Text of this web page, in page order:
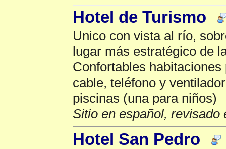
Hotel de Turismo
Unico con vista al río,
lugar más estratégico de
Confortables
cable, teléfono y
piscinas (una para niños)
Sitio en español, revisado
Hotel San Pedro